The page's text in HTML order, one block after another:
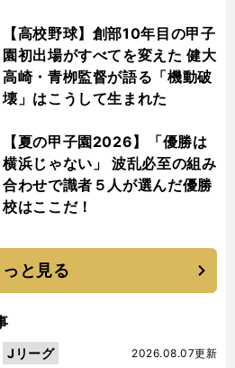
【高校野球】創部10年目の甲子
園初出場がすべてを変えた 健大
高崎・青栁監督が語る「機動破
壊」はこうして生まれた
【夏の甲子園2026】「優勝は
横浜じゃない」 波乱必至の組み
合わせで識者５人が選んだ優勝
校はここだ！
っと見る
2026.08.07更新
Jリーグ